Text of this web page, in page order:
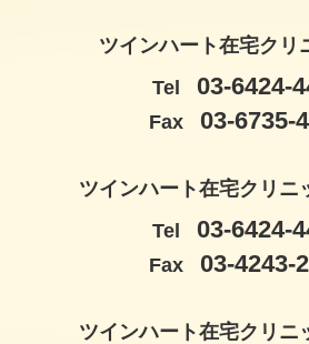
ツインハート在宅クリ
Tel
03-6424-
Fax 03-6735-
ツインハート在宅クリニ
Tel
03-6424-
Fax 03-4243-
ツインハート在宅クリニ